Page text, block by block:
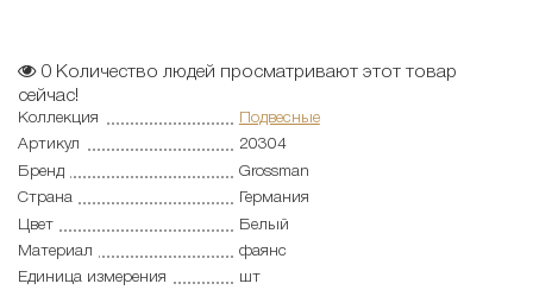
0 Количество людей просматривают этот товар
сейчас!
Коллекция
Подвесные
Артикул
20304
Бренд
Grossman
Страна
Германия
Цвет
Белый
Материал
фаянс
Единица измерения
шт